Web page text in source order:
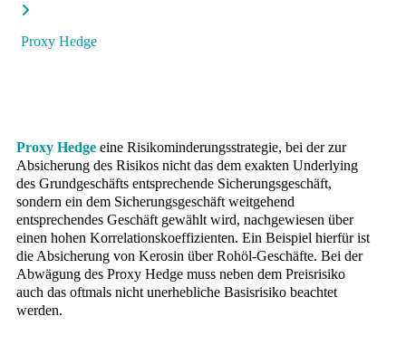
Proxy Hedge
Proxy Hedge eine Risikominderungsstrategie, bei der zur
Absicherung des Risikos nicht das dem exakten Underlying
des Grundgeschäfts entsprechende Sicherungsgeschäft,
sondern ein dem Sicherungsgeschäft weitgehend
entsprechendes Geschäft gewählt wird, nachgewiesen über
einen hohen Korrelationskoeffizienten. Ein Beispiel hierfür ist
die Absicherung von Kerosin über Rohöl-Geschäfte. Bei der
Abwägung des Proxy Hedge muss neben dem Preisrisiko
auch das oftmals nicht unerhebliche Basisrisiko beachtet
werden.